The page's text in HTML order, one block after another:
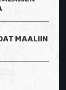
MAALIIN